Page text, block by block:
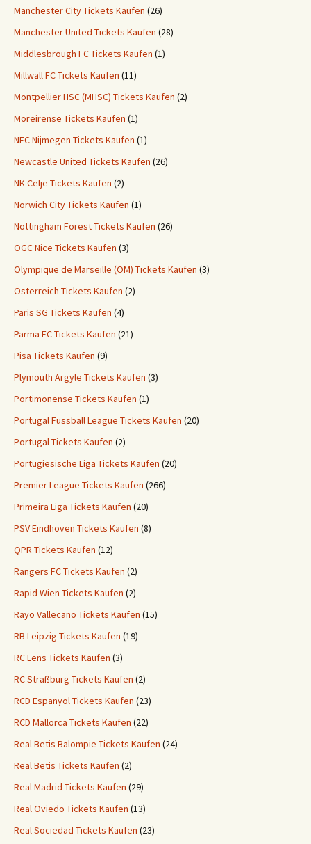
Manchester City Tickets Kaufen (26)
Manchester United Tickets Kaufen (28)
Middlesbrough FC Tickets Kaufen (1)
Millwall FC Tickets Kaufen (11)
Montpellier HSC (MHSC) Tickets Kaufen (2)
Moreirense Tickets Kaufen (1)
NEC Nijmegen Tickets Kaufen (1)
Newcastle United Tickets Kaufen (26)
NK Celje Tickets Kaufen (2)
Norwich City Tickets Kaufen (1)
Nottingham Forest Tickets Kaufen (26)
OGC Nice Tickets Kaufen (3)
Olympique de Marseille (OM) Tickets Kaufen (3)
Österreich Tickets Kaufen (2)
Paris SG Tickets Kaufen (4)
Parma FC Tickets Kaufen (21)
Pisa Tickets Kaufen (9)
Plymouth Argyle Tickets Kaufen (3)
Portimonense Tickets Kaufen (1)
Portugal Fussball League Tickets Kaufen (20)
Portugal Tickets Kaufen (2)
Portugiesische Liga Tickets Kaufen (20)
Premier League Tickets Kaufen (266)
Primeira Liga Tickets Kaufen (20)
PSV Eindhoven Tickets Kaufen (8)
QPR Tickets Kaufen (12)
Rangers FC Tickets Kaufen (2)
Rapid Wien Tickets Kaufen (2)
Rayo Vallecano Tickets Kaufen (15)
RB Leipzig Tickets Kaufen (19)
RC Lens Tickets Kaufen (3)
RC Straßburg Tickets Kaufen (2)
RCD Espanyol Tickets Kaufen (23)
RCD Mallorca Tickets Kaufen (22)
Real Betis Balompie Tickets Kaufen (24)
Real Betis Tickets Kaufen (2)
Real Madrid Tickets Kaufen (29)
Real Oviedo Tickets Kaufen (13)
Real Sociedad Tickets Kaufen (23)